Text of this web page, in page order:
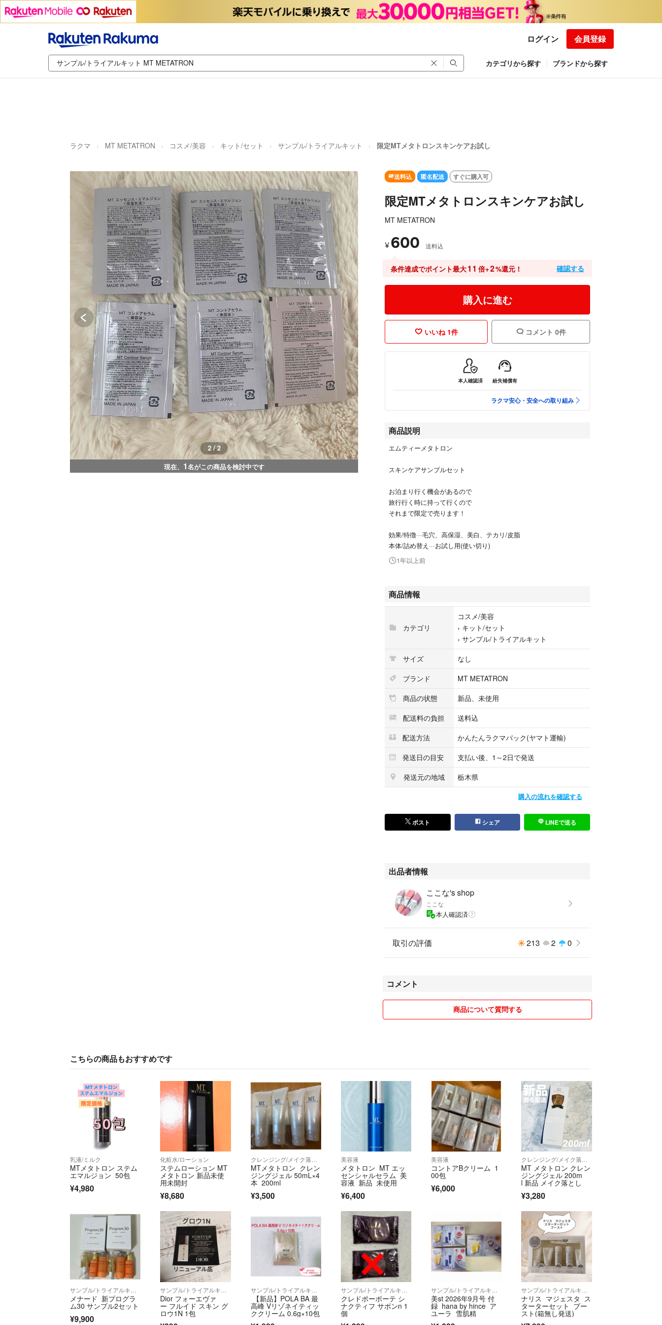
ログイン 会員登録
カテゴリから探す ブランドから探す
ラクマ MT METATRON コスメ/美容 キット/セット サンプル/トライアルキット 限定MTメタトロンスキンケアお試し
2 / 2
現在、 1名がこの商品を検討中です
送料込 匿名配送 すぐに購入可
限定MTメタトロンスキンケアお試し
MT METATRON
¥ 600 送料込
条件達成でポイント最大11 倍+2%還元！ 確認する
購入に進む
いいね 1件 コメント 0件
本人確認済 紛失補償有
ラクマ安心・安全への取り組み
商品説明
エムティーメタトロン
スキンケアサンプルセット
お泊まり行く機会があるので
旅行行く時に持って行くので
それまで限定で売ります！
効果/特徴···毛穴、高保湿、美白、テカリ/皮脂
本体/詰め替え···お試し用(使い切り)
1年以上前
商品情報
カテゴリ
コスメ/美容
› キット/セット
› サンプル/トライアルキット
サイズ
なし
ブランド
MT METATRON
商品の状態
新品、未使用
配送料の負担
送料込
配送方法
かんたんラクマパック(ヤマト運輸)
発送日の目安
支払い後、1～2日で発送
発送元の地域
栃木県
購入の流れを確認する
ポスト シェア LINEで送る
出品者情報
ここな's shop
ここな
本人確認済
取引の評価 213 2 0
コメント
商品について質問する
こちらの商品もおすすめです
乳液/ミルク
MTメタトロン ステム
エマルジョン 50包
¥4,980
化粧水/ローション
ステムローション MT
メタトロン 新品未使
用未開封
¥8,680
クレンジング/メイク落とし
MTメタトロン クレン
ジングジェル 50mL×4
本 200ml
¥3,500
美容液
メタトロン MT エッ
センシャルセラム 美
容液 新品 未使用
¥6,400
美容液
コントアBクリーム 1
00包
¥6,000
クレンジング/メイク落とし
MT メタトロン クレン
ジングジェル 200m
l 新品 メイク落とし
¥3,280
メナード 新プログラ
ム30 サンプル2セット
¥9,900
Dior フォーエヴァ
ー フルイド スキン グ
ロウ1N 1包
【新品】POLA BA 最
高峰 Vリゾネイティッ
ククリーム 0.6g×10包
クレドポーボーテ シ
ナクティフ サボンn 1
個
美st 2026年9月号 付
録 hana by hince ア
ユーラ 雪肌精
ナリス マジェスタ ス
ターターセット ブー
スト(箱無し発送)